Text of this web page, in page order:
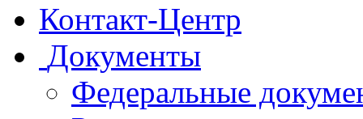
Контакт-Центр
Документы
Федеральные